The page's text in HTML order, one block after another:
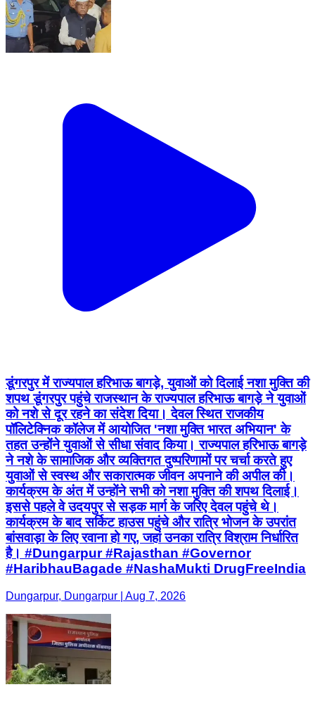
डूंगरपुर में राज्यपाल हरिभाऊ बागड़े, युवाओं को दिलाई नशा मुक्ति की
शपथ डूंगरपुर पहुंचे राजस्थान के राज्यपाल हरिभाऊ बागड़े ने युवाओं
को नशे से दूर रहने का संदेश दिया। देवल स्थित राजकीय
पॉलिटेक्निक कॉलेज में आयोजित 'नशा मुक्ति भारत अभियान' के
तहत उन्होंने युवाओं से सीधा संवाद किया। राज्यपाल हरिभाऊ बागड़े
ने नशे के सामाजिक और व्यक्तिगत दुष्परिणामों पर चर्चा करते हुए
युवाओं से स्वस्थ और सकारात्मक जीवन अपनाने की अपील की।
कार्यक्रम के अंत में उन्होंने सभी को नशा मुक्ति की शपथ दिलाई।
इससे पहले वे उदयपुर से सड़क मार्ग के जरिए देवल पहुंचे थे।
कार्यक्रम के बाद सर्किट हाउस पहुंचे और रात्रि भोजन के उपरांत
बांसवाड़ा के लिए रवाना हो गए, जहां उनका रात्रि विश्राम निर्धारित
है। #Dungarpur #Rajasthan #Governor
#HaribhauBagade #NashaMukti DrugFreeIndia
Dungarpur, Dungarpur | Aug 7, 2026